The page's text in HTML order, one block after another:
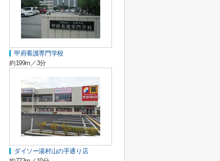
甲府看護専門学校
約199m／3分
ダイソー湯村山の手通り店